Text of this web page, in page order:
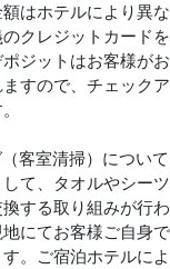
はホテルにより異
クレジットカード
ジットはお客様が
すので、チェック
客室清掃）につい
て、タオルやシー
する取り組みが行
にてお客様ご自身
。ご宿泊ホテルに